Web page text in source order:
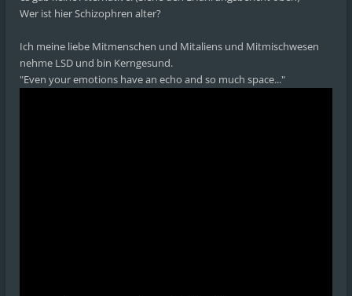
Wer ist hier Schizophren alter?
Ich meine liebe Mitmenschen und Mitaliens und Mitmischwesen
nehme LSD und bin Kerngesund.
"Even your emotions have an echo and so much space..."